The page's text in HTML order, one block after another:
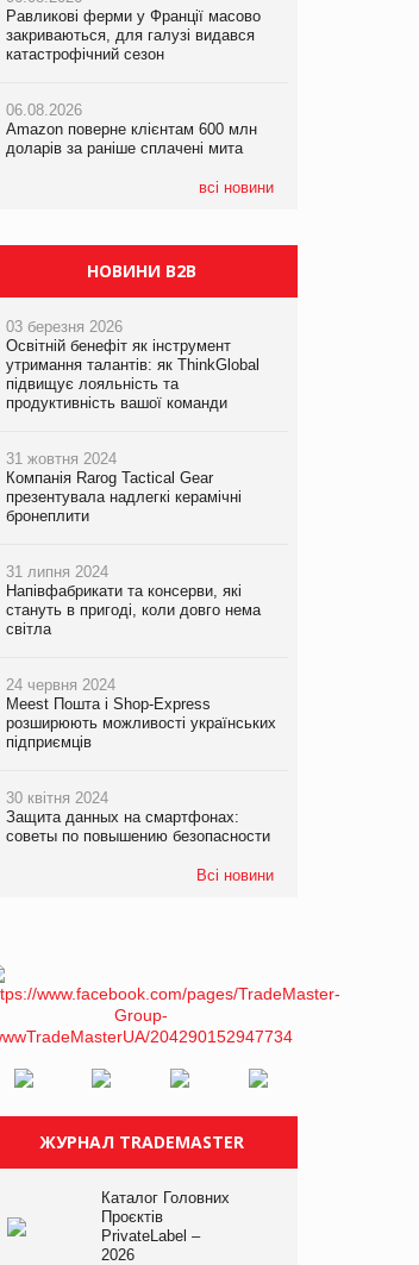
сплачені мита
Равликові ферми у Франції масово
закриваються, для галузі видався
катастрофічний сезон
06.08.2026
Amazon поверне клієнтам 600 млн
доларів за раніше сплачені мита
всі новини
Равликові ферми у Франції масово
закриваються, для галузі видався
катастрофічний сезон
06.08.2026
Amazon поверне клієнтам 600 млн
доларів за раніше сплачені мита
Amazon поверне клієнтам 600 млн
доларів за раніше сплачені мита
У Євросоюзі набули чинності нові
правила щодо штучного інтелекту
НОВИНИ B2B
03 березня 2026
Освітній бенефіт як інструмент
утримання талантів: як ThinkGlobal
підвищує лояльність та
продуктивність вашої команди
31 жовтня 2024
Компанія Rarog Tactical Gear
презентувала надлегкі керамічні
бронеплити
31 липня 2024
Напівфабрикати та консерви, які
стануть в пригоді, коли довго нема
світла
24 червня 2024
Meest Пошта і Shop-Express
розширюють можливості українських
підприємців
30 квітня 2024
Защита данных на смартфонах:
советы по повышению безопасности
Всі новини
ЖУРНАЛ TRADEMASTER
Каталог Головних
Проєктів
PrivateLabel –
2026